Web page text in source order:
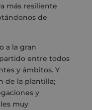
más resiliente
de
a la gran
entre todos
y ámbitos. Y
de la plantilla;
y
muy